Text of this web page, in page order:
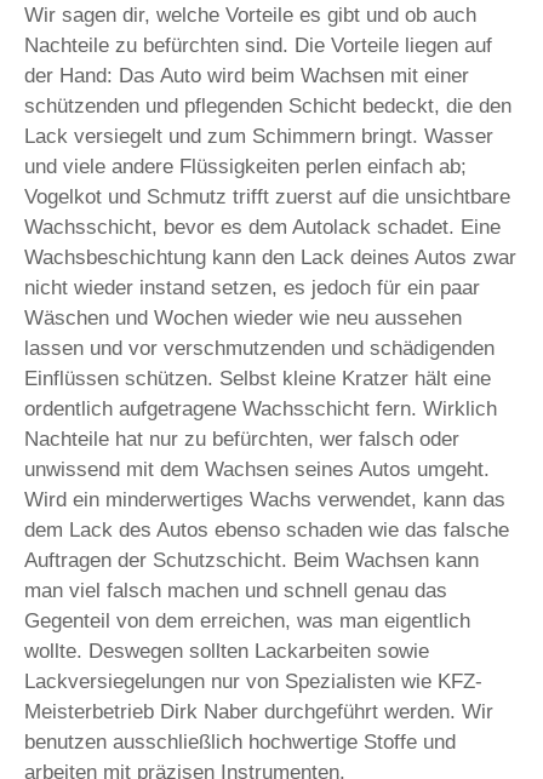
Wir sagen dir, welche Vorteile es gibt und ob auch
Nachteile zu befürchten sind. Die Vorteile liegen auf
der Hand: Das Auto wird beim Wachsen mit einer
schützenden und pflegenden Schicht bedeckt, die den
Lack versiegelt und zum Schimmern bringt. Wasser
und viele andere Flüssigkeiten perlen einfach ab;
Vogelkot und Schmutz trifft zuerst auf die unsichtbare
Wachsschicht, bevor es dem Autolack schadet. Eine
Wachsbeschichtung kann den Lack deines Autos zwar
nicht wieder instand setzen, es jedoch für ein paar
Wäschen und Wochen wieder wie neu aussehen
lassen und vor verschmutzenden und schädigenden
Einflüssen schützen. Selbst kleine Kratzer hält eine
ordentlich aufgetragene Wachsschicht fern. Wirklich
Nachteile hat nur zu befürchten, wer falsch oder
unwissend mit dem Wachsen seines Autos umgeht.
Wird ein minderwertiges Wachs verwendet, kann das
dem Lack des Autos ebenso schaden wie das falsche
Auftragen der Schutzschicht. Beim Wachsen kann
man viel falsch machen und schnell genau das
Gegenteil von dem erreichen, was man eigentlich
wollte. Deswegen sollten Lackarbeiten sowie
Lackversiegelungen nur von Spezialisten wie KFZ-
Meisterbetrieb Dirk Naber durchgeführt werden. Wir
benutzen ausschließlich hochwertige Stoffe und
arbeiten mit präzisen Instrumenten.